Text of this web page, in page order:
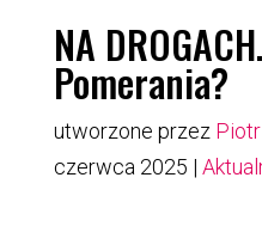
NA
Pomerania?
utworzone przez
czerwca 2025 |